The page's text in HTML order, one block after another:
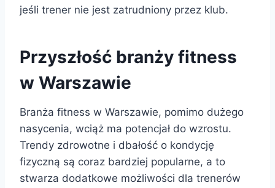
jeśli trener nie jest zatrudniony przez klub.
Przyszłość branży fitness
w Warszawie
Branża fitness w Warszawie, pomimo dużego
nasycenia, wciąż ma potencjał do wzrostu.
Trendy zdrowotne i dbałość o kondycję
fizyczną są coraz bardziej popularne, a to
stwarza dodatkowe możliwości dla trenerów